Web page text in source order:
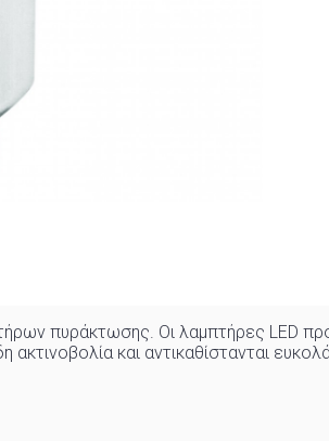
πυράκτωσης. Οι λαμπτήρες LED
και αντικαθίστανται